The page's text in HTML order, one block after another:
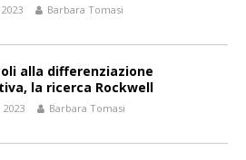
Barbara Tomasi
alla differenziazione
la ricerca Rockwell
Barbara Tomasi